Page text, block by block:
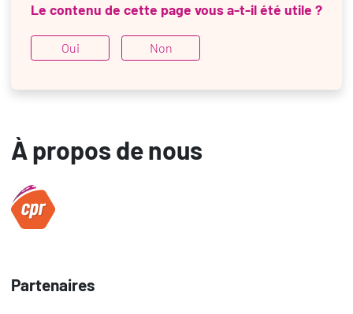
Le contenu de cette page vous a-t-il été utile ?
Oui Non
À propos de nous
Partenaires